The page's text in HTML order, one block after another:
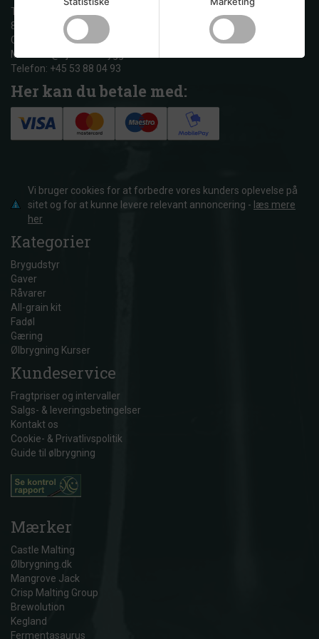
Tandskovvej 23
8600 Silkeborg
CVR: 29597731
Mail: info@hjemmebryggeren.dk
Telefon: +45 53 88 04 93
Her kan du betale med:
Vi bruger cookies for at forbedre vores kunders oplevelse på
sitet og for at kunne levere relevant annoncering - læs mere
her
Kategorier
Brygudstyr
Gaver
Råvarer
All-grain kit
Fadøl
Gæring
Ølbrygning Kurser
Kundeservice
Fragtpriser og intervaller
Salgs- & leveringsbetingelser
Kontakt os
Cookie- & Privatlivspolitik
Guide til ølbrygning
Mærker
Castle Malting
Ølbrygning.dk
Mangrove Jack
Crisp Malting Group
Brewolution
Kegland
Fermentasaurus